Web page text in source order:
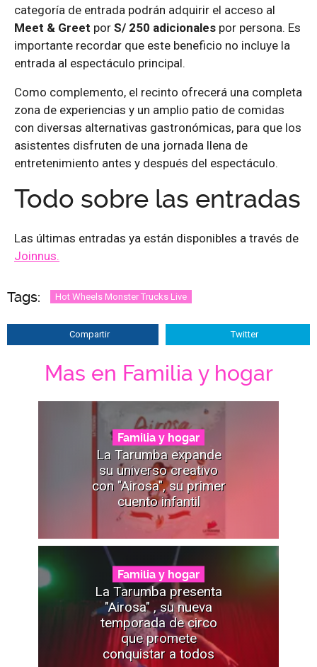
categoría de entrada podrán adquirir el acceso al
Meet & Greet por S/ 250 adicionales por persona. Es
importante recordar que este beneficio no incluye la
entrada al espectáculo principal.
Como complemento, el recinto ofrecerá una completa
zona de experiencias y un amplio patio de comidas
con diversas alternativas gastronómicas, para que los
asistentes disfruten de una jornada llena de
entretenimiento antes y después del espectáculo.
Todo sobre las entradas
Las últimas entradas ya están disponibles a través de
Joinnus.
Tags: Hot Wheels Monster Trucks Live
Compartir Twitter
Mas en Familia y hogar
Familia y hogar
La Tarumba expande
su universo creativo
con "Airosa", su primer
cuento infantil
Familia y hogar
La Tarumba presenta
"Airosa" , su nueva
temporada de circo
que promete
conquistar a todos